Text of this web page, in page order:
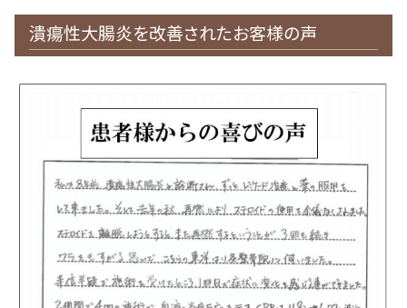
潰瘍性大腸炎を改善されたお客様の声